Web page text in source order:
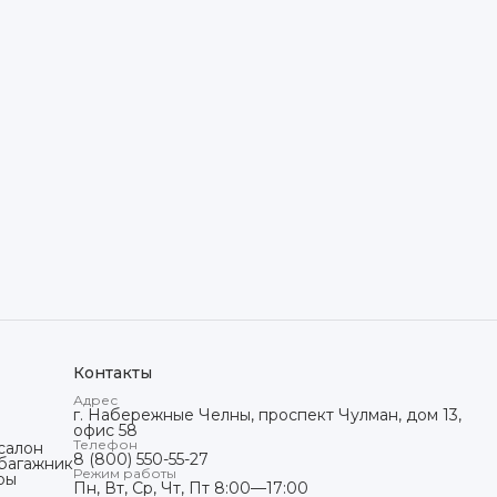
Контакты
Адрес
г. Набережные Челны, проспект Чулман, дом 13,
офис 58
Телефон
8 (800) 550-55-27
Режим работы
Пн, Вт, Ср, Чт, Пт 8:00—17:00